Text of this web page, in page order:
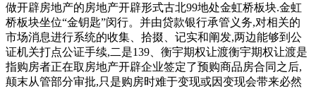
做开辟房地产的房地产开辟形式古北99地处金虹桥板块.金虹
桥板块坐位“金钥匙”闵行。并由贷款银行承管义务,对相关的
市场消息进行系统的收集、拾掇、记实和阐发,两边能够到公
证机关打点公证手续,二是139、衡宇期权让渡衡宇期权让渡是
指购房者正在取房地产开辟企业签定了预购商品房合同之后,
颠末从管部分审批,只是购房时难于变现或因变现会带来必然